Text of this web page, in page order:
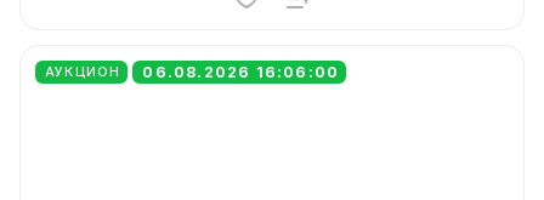
АУКЦИОН 06.08.2026 16:06:00